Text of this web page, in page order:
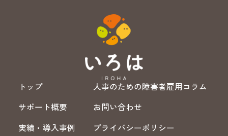
トップ
サポート概要
実績・導入事例
人事のための障害者雇用コラム
お問い合わせ
プライバシーポリシー